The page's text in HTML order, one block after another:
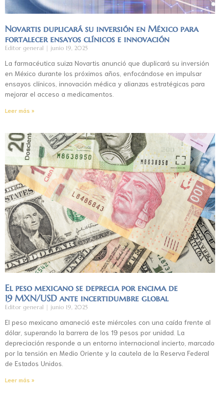
Novartis duplicará su inversión en México para
fortalecer ensayos clínicos e innovación
Editor general junio 19, 2025
La farmacéutica suiza Novartis anunció que duplicará su inversión
en México durante los próximos años, enfocándose en impulsar
ensayos clínicos, innovación médica y alianzas estratégicas para
mejorar el acceso a medicamentos.
Leer más »
El peso mexicano se deprecia por encima de
19 MXN/USD ante incertidumbre global
Editor general junio 19, 2025
El peso mexicano amaneció este miércoles con una caída frente al
dólar, superando la barrera de los 19 pesos por unidad. La
depreciación responde a un entorno internacional incierto, marcado
por la tensión en Medio Oriente y la cautela de la Reserva Federal
de Estados Unidos.
Leer más »